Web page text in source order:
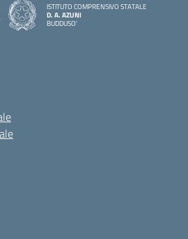
ISTITUTO COMPRENSIVO STATALE
D. A. AZUNI
BUDDUSO'